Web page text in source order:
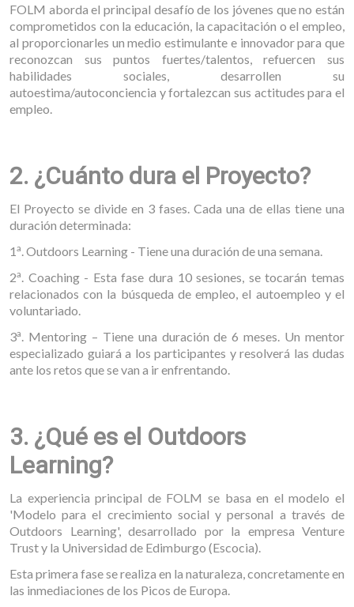
FOLM aborda el principal desafío de los jóvenes que no están
comprometidos con la educación, la capacitación o el empleo,
al proporcionarles un medio estimulante e innovador para que
reconozcan sus puntos fuertes/talentos, refuercen sus
habilidades sociales, desarrollen su
autoestima/autoconciencia y fortalezcan sus actitudes para el
empleo.
2. ¿Cuánto dura el Proyecto?
El Proyecto se divide en 3 fases. Cada una de ellas tiene una
duración determinada:
1 a . Outdoors Learning - Tiene una duración de una semana.
2a
. Coaching - Esta fase dura 10 sesiones, se tocarán temas
relacionados con la búsqueda de empleo, el autoempleo y el
voluntariado.
3a
. Mentoring – Tiene una duración de 6 meses. Un mentor
especializado guiará a los participantes y resolverá las dudas
ante los retos que se van a ir enfrentando.
3. ¿Qué es el Outdoors
Learning?
La experiencia principal de FOLM se basa en el modelo el
'Modelo para el crecimiento social y personal a través de
Outdoors Learning', desarrollado por la empresa Venture
Trust y la Universidad de Edimburgo (Escocia).
Esta primera fase se realiza en la naturaleza, concretamente en
las inmediaciones de los Picos de Europa.